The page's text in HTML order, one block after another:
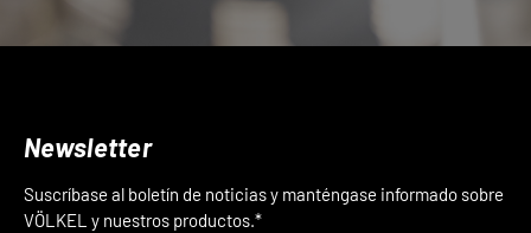
Newsletter
Suscríbase al boletín de noticias y manténgase informado sobre
VÖLKEL y nuestros productos.*